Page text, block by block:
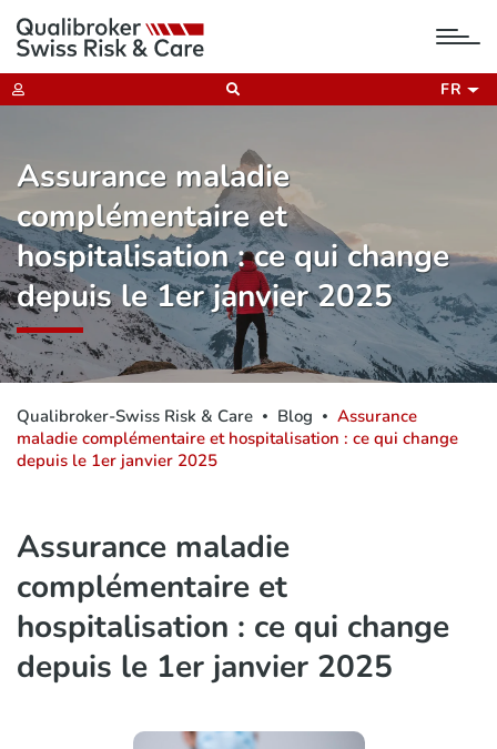
FR
Assurance maladie
complémentaire et
hospitalisation : ce qui change
depuis le 1er janvier 2025
Qualibroker-Swiss Risk & Care Blog
Assurance
maladie complémentaire et hospitalisation : ce qui change
depuis le 1er janvier 2025
Assurance maladie
complémentaire et
hospitalisation : ce qui change
depuis le 1er janvier 2025